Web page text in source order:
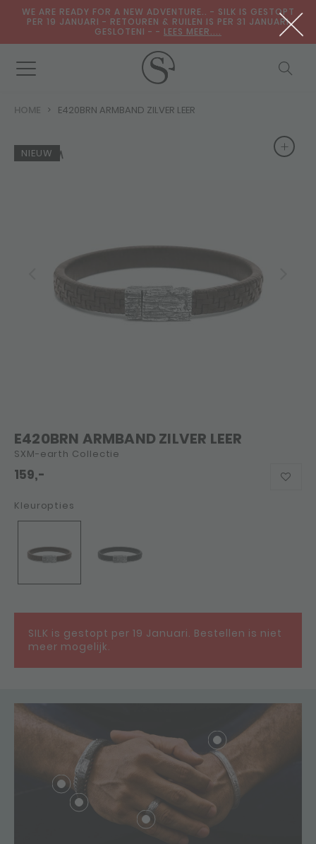
WE ARE READY FOR A NEW ADVENTURE.. - SILK IS GESTOPT
PER 19 JANUARI - RETOUREN & RUILEN IS PER 31 JANUARI
GESLOTENI - - LEES MEER....
HOME E420BRN ARMBAND ZILVER LEER
NIEUW +
E420BRN ARMBAND ZILVER LEER
SXM-earth Collectie
159,-
Kleuropties
SILK is gestopt per 19 Januari. Bestellen is niet
meer mogelijk.